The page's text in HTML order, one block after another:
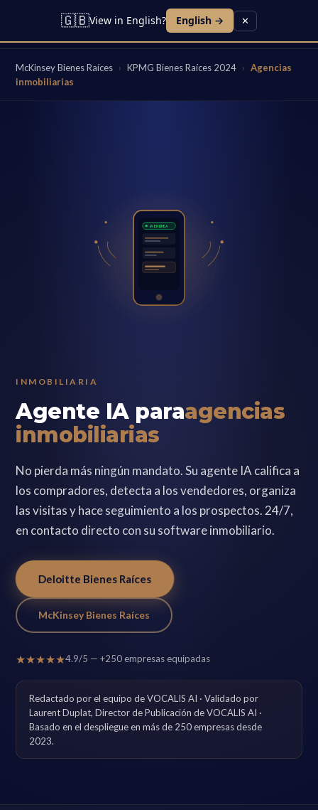
McKinsey Bienes Raíces › KPMG Bienes Raíces 2024 › Agencias
inmobiliarias
INMOBILIARIA
Agente IA paraagencias
inmobiliarias
No pierda más ningún mandato. Su agente IA califica a
los compradores, detecta a los vendedores, organiza
las visitas y hace seguimiento a los prospectos. 24/7,
en contacto directo con su software inmobiliario.
Deloitte Bienes Raíces
McKinsey Bienes Raíces
★★★★★4.9/5 — +250 empresas equipadas
Redactado por el equipo de VOCALIS AI · Validado por
Laurent Duplat, Director de Publicación de VOCALIS AI ·
Basado en el despliegue en más de 250 empresas desde
2023.
IA EN LÍNEA
🇬🇧View in English? English → ✕